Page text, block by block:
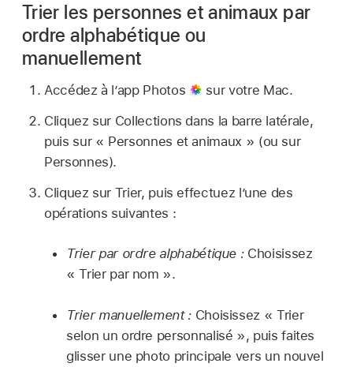
Trier les personnes et animaux par
ordre alphabétique ou
manuellement
Accédez à l’app Photos
sur votre Mac.
Cliquez sur Collections dans la barre latérale,
puis sur « Personnes et animaux » (ou sur
Personnes).
Cliquez sur Trier, puis effectuez l’une des
opérations suivantes :
Trier par ordre alphabétique :Choisissez
« Trier par nom ».
Trier manuellement :Choisissez « Trier
selon un ordre personnalisé », puis faites
glisser une photo principale vers un nouvel